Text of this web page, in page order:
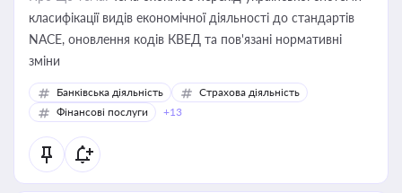
класифікації видів економічної діяльності до стандартів
NACE, оновлення кодів КВЕД та пов'язані нормативні
зміни
Банківська діяльність
Страхова діяльність
Фінансові послуги
+13